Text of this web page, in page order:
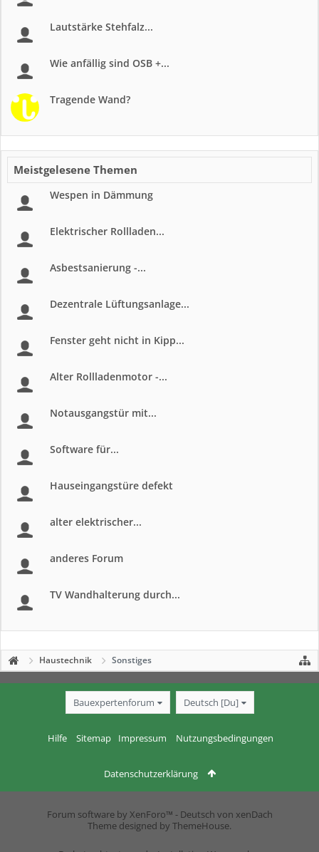
Lautstärke Stehfalz...
Wie anfällig sind OSB +...
Tragende Wand?
Meistgelesene Themen
Wespen in Dämmung
Elektrischer Rollladen...
Asbestsanierung -...
Dezentrale Lüftungsanlage...
Fenster geht nicht in Kipp...
Alter Rollladenmotor -...
Notausgangstür mit...
Software für...
Hauseingangstüre defekt
alter elektrischer...
anderes Forum
TV Wandhalterung durch...
Haustechnik Sonstiges
Bauexpertenforum Deutsch [Du]
Hilfe Sitemap Impressum Nutzungsbedingungen
Datenschutzerklärung
Forum software by XenForo™ - Deutsch von xenDach
Theme designed by ThemeHouse.